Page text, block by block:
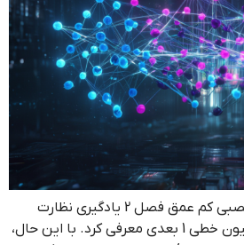
فصل سوم شبکه های عصبی کم عمق فصل 2 یادگیری نظارت
شده را با استفاده از رگرسیون خطی 1 بعدی معرفی کرد. با این حال،